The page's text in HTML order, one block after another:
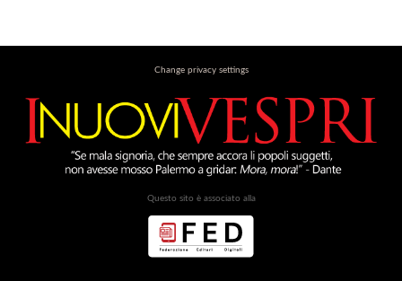
Change privacy settings
Questo sito è associato alla